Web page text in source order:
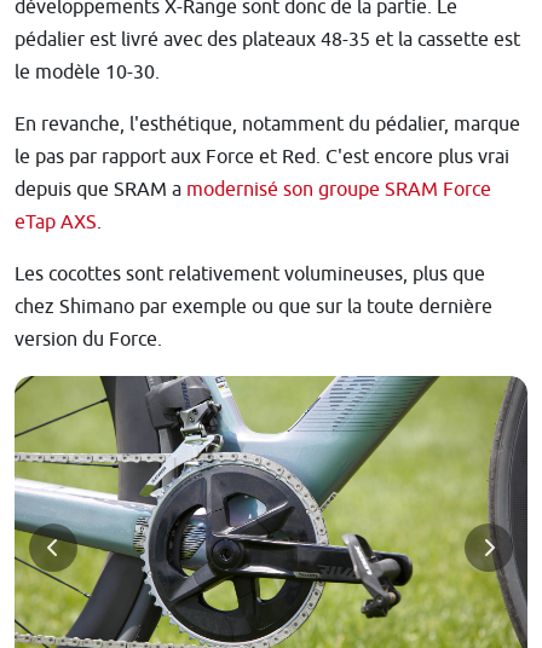
développements X-Range sont donc de la partie. Le
pédalier est livré avec des plateaux 48-35 et la cassette est
le modèle 10-30.
En revanche, l'esthétique, notamment du pédalier, marque
le pas par rapport aux Force et Red. C'est encore plus vrai
depuis que SRAM a modernisé son groupe SRAM Force
eTap AXS.
Les cocottes sont relativement volumineuses, plus que
chez Shimano par exemple ou que sur la toute dernière
version du Force.